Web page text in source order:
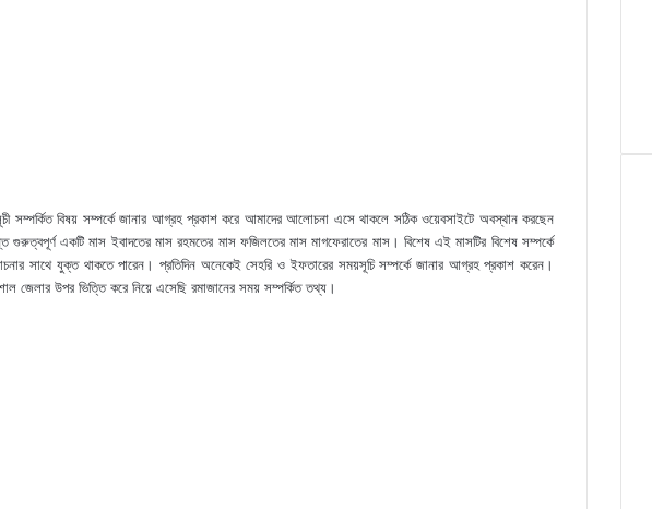
সম্পর্কিত বিষয় সম্পর্কে জানার আগ্রহ প্রকাশ করে আমাদের আলোচনা এসে থাকলে সঠিক ওয়েবসাইটে অবস্থান করছেন
একটি মাস ইবাদতের মাস রহমতের মাস ফজিলতের মাস মাগফেরাতের মাস। বিশেষ এই মাসটির বিশেষ সম্পর্কে
সাথে যুক্ত থাকতে পারেন। প্রতিদিন অনেকেই সেহরি ও ইফতারের সময়সূচি সম্পর্কে জানার আগ্রহ প্রকাশ করেন।
জেলার উপর ভিত্তি করে নিয়ে এসেছি রমাজানের সময় সম্পর্কিত তথ্য।